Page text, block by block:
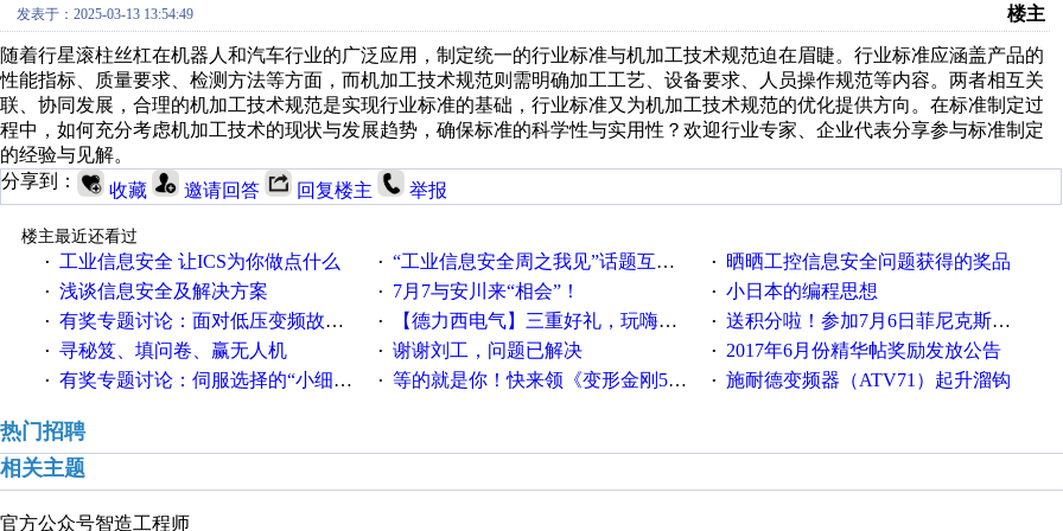
发表于：2025-03-13 13:54:49 楼主
随着行星滚柱丝杠在机器人和汽车行业的广泛应用，制定统一的行业标准与机加工技术规范迫在眉睫。行业标准应涵盖产品的
性能指标、质量要求、检测方法等方面，而机加工技术规范则需明确加工工艺、设备要求、人员操作规范等内容。两者相互关
联、协同发展，合理的机加工技术规范是实现行业标准的基础，行业标准又为机加工技术规范的优化提供方向。在标准制定过
程中，如何充分考虑机加工技术的现状与发展趋势，确保标准的科学性与实用性？欢迎行业专家、企业代表分享参与标准制定
的经验与见解。
分享到：
收藏 邀请回答 回复楼主 举报
楼主最近还看过
·
工业信息安全 让ICS为你做点什么 · “工业信息安全周之我见”话题互动获奖名单发布公告 · 晒晒工控信息安全问题获得的奖品
· 浅谈信息安全及解决方案 · 7月7与安川来“相会”！ · 小日本的编程思想
· 有奖专题讨论：面对低压变频故障，老手是这样解决的！ · 【德力西电气】三重好礼，玩嗨夏日！ · 送积分啦！参加7月6日菲尼克斯在线研讨会即得
· 寻秘笈、填问卷、赢无人机 · 谢谢刘工，问题已解决 · 2017年6月份精华帖奖励发放公告
· 有奖专题讨论：伺服选择的“小细节大学问”奖励公告 · 等的就是你！快来领《变形金刚5》观影券 · 施耐德变频器（ATV71）起升溜钩
热门招聘
相关主题
官方公众号智造工程师